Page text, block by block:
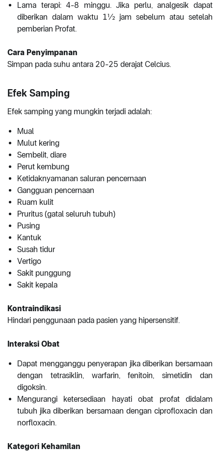
Lama terapi: 4-8 minggu. Jika perlu, analgesik dapat
diberikan dalam waktu 1½ jam sebelum atau setelah
pemberian Profat.
Cara Penyimpanan
Simpan pada suhu antara 20-25 derajat Celcius.
Efek Samping
Efek samping yang mungkin terjadi adalah:
Mual
Mulut kering
Sembelit, diare
Perut kembung
Ketidaknyamanan saluran pencernaan
Gangguan pencernaan
Ruam kulit
Pruritus (gatal seluruh tubuh)
Pusing
Kantuk
Susah tidur
Vertigo
Sakit punggung
Sakit kepala
Kontraindikasi
Hindari penggunaan pada pasien yang hipersensitif.
Interaksi Obat
Dapat mengganggu penyerapan jika diberikan bersamaan
dengan tetrasiklin, warfarin, fenitoin, simetidin dan
digoksin.
Mengurangi ketersediaan hayati obat profat didalam
tubuh jika diberikan bersamaan dengan ciprofloxacin dan
norfloxacin.
Kategori Kehamilan